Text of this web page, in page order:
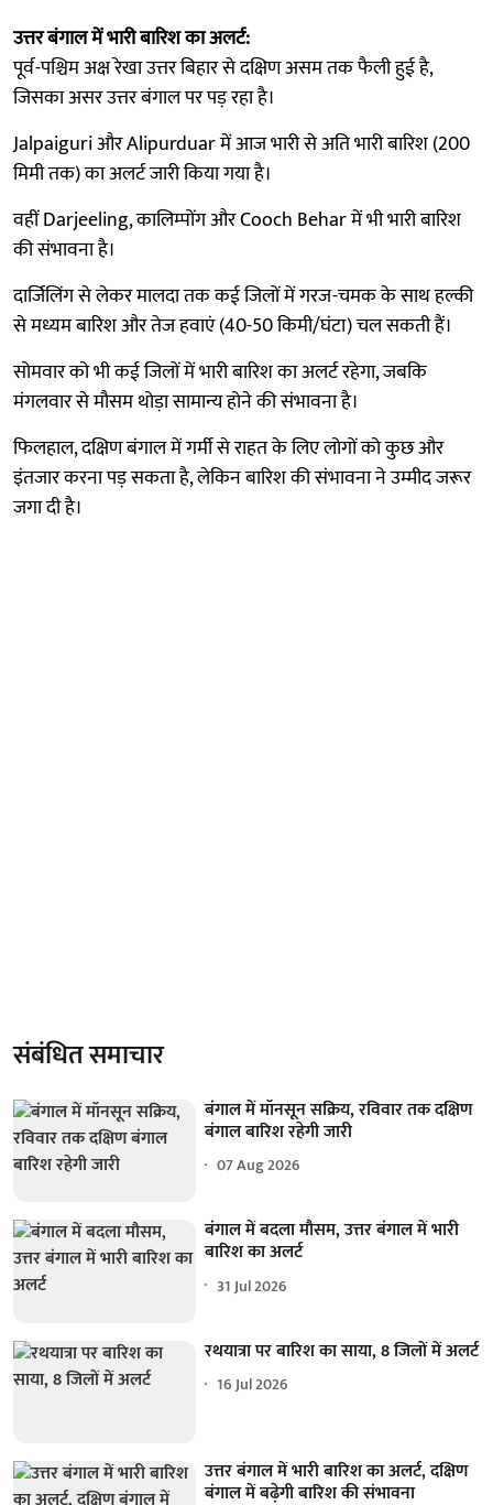
उत्तर बंगाल में भारी बारिश का अलर्ट:
पूर्व-पश्चिम अक्ष रेखा उत्तर बिहार से दक्षिण असम तक फैली हुई है,
जिसका असर उत्तर बंगाल पर पड़ रहा है।
Jalpaiguri और Alipurduar में आज भारी से अति भारी बारिश (200
मिमी तक) का अलर्ट जारी किया गया है।
वहीं Darjeeling, कालिम्पोंग और Cooch Behar में भी भारी बारिश
की संभावना है।
दार्जिलिंग से लेकर मालदा तक कई जिलों में गरज-चमक के साथ हल्की
से मध्यम बारिश और तेज हवाएं (40-50 किमी/घंटा) चल सकती हैं।
सोमवार को भी कई जिलों में भारी बारिश का अलर्ट रहेगा, जबकि
मंगलवार से मौसम थोड़ा सामान्य होने की संभावना है।
फिलहाल, दक्षिण बंगाल में गर्मी से राहत के लिए लोगों को कुछ और
इंतजार करना पड़ सकता है, लेकिन बारिश की संभावना ने उम्मीद जरूर
जगा दी है।
संबंधित समाचार
बंगाल में मॉनसून सक्रिय, रविवार तक दक्षिण
बंगाल बारिश रहेगी जारी
07 Aug 2026
बंगाल में बदला मौसम, उत्तर बंगाल में भारी
बारिश का अलर्ट
31 Jul 2026
रथयात्रा पर बारिश का साया, 8 जिलों में अलर्ट
16 Jul 2026
उत्तर बंगाल में भारी बारिश का अलर्ट, दक्षिण
बंगाल में बढ़ेगी बारिश की संभावना